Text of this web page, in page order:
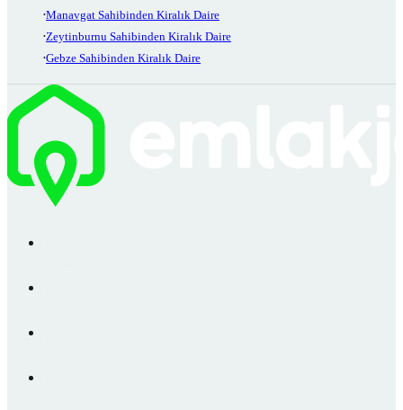
Manavgat Sahibinden Kiralık Daire
Zeytinburnu Sahibinden Kiralık Daire
Gebze Sahibinden Kiralık Daire